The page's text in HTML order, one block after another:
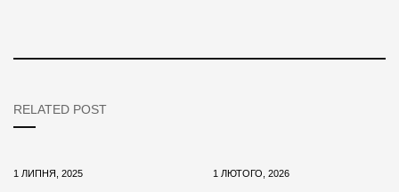
RELATED POST
1 ЛИПНЯ, 2025 1 ЛЮТОГО, 2026